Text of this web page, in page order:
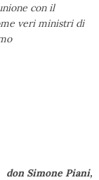
con il
veri ministri di
don Simone Piani,